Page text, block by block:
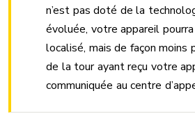
n’est pas doté de la
évoluée, votre appareil
localisé, mais de façon moins
de la tour ayant reçu votre
communiquée au centre